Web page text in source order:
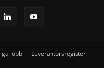
jobb Leverantörsregister